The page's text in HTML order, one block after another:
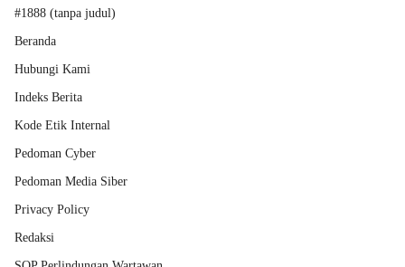
#1888 (tanpa judul)
Beranda
Hubungi Kami
Indeks Berita
Kode Etik Internal
Pedoman Cyber
Pedoman Media Siber
Privacy Policy
Redaksi